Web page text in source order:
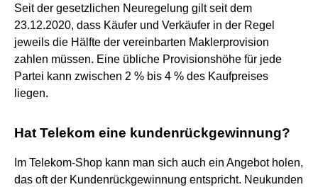
Seit der gesetzlichen Neuregelung gilt seit dem
23.12.2020, dass Käufer und Verkäufer in der Regel
jeweils die Hälfte der vereinbarten Maklerprovision
zahlen müssen. Eine übliche Provisionshöhe für jede
Partei kann zwischen 2 % bis 4 % des Kaufpreises
liegen.
Hat Telekom eine kundenrückgewinnung?
Im Telekom-Shop kann man sich auch ein Angebot holen,
das oft der Kundenrückgewinnung entspricht. Neukunden